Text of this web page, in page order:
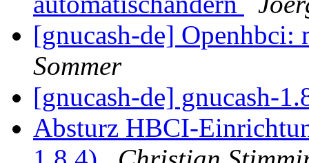
[gnucash-de]
Sommer
[gnucash-de] gnucash-
Absturz HBCI-